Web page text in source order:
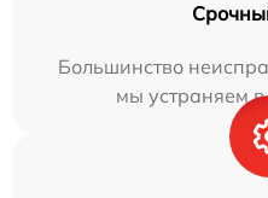
Большинство
мы устраняем в